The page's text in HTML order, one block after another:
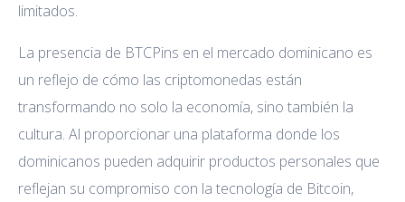
limitados.
La presencia de BTCPins en el mercado dominicano es
un reflejo de cómo las criptomonedas están
transformando no solo la economía, sino también la
cultura. Al proporcionar una plataforma donde los
dominicanos pueden adquirir productos personales que
reflejan su compromiso con la tecnología de Bitcoin,